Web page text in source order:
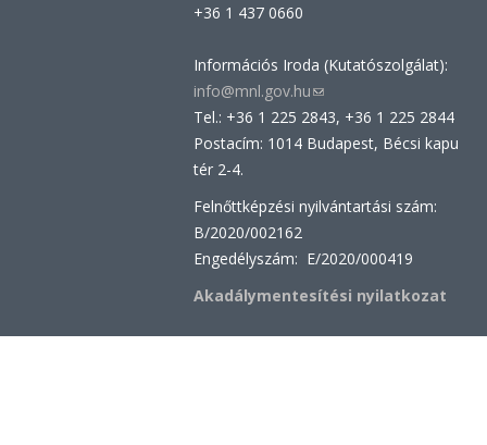
+36 1 437 0660
Információs Iroda (Kutatószolgálat):
info@mnl.gov.hu(link
sends
e-
Tel.: +36 1 225 2843, +36 1 225 2844
Postacím: 1014 Budapest, Bécsi kapu
tér 2-4.
Felnőttképzési nyilvántartási szám:
B/2020/002162
Engedélyszám: E/2020/000419
Akadálymentesítési nyilatkozat